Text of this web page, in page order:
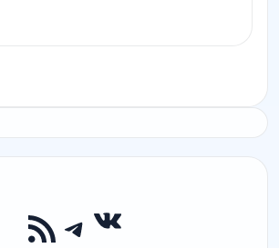
RSS-лента
Telegram
ВКонтакте